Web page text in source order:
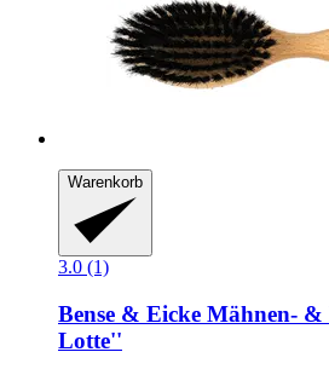
Warenkorb
3.0 (1)
Bense & Eicke Mähnen-​
Lotte''